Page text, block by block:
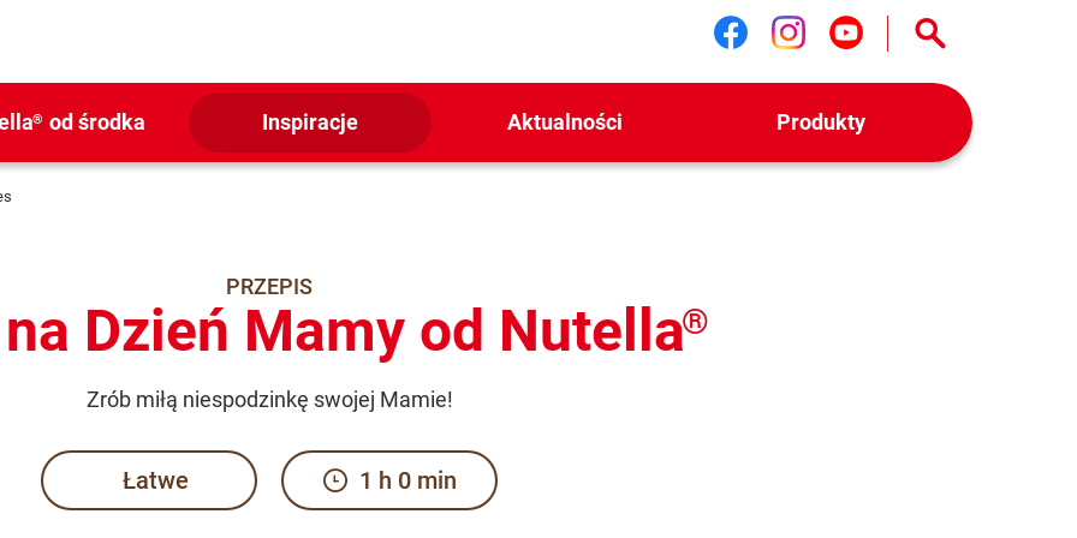
Śledź nas na facebook
Śledź nas na
Śledź nas na
® od środka Inspiracje Aktualności Produkty
PRZEPIS
Dzień Mamy od Nutella®
Zrób miłą niespodzinkę swojej Mamie!
Łatwe 1 h 0 min